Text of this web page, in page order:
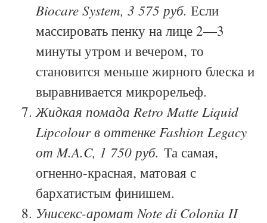
Biocare System, 3 575 руб. Если
массировать пенку на лице 2—3
минуты утром и вечером, то
становится меньше жирного блеска и
выравнивается микрорельеф.
Жидкая помада Retro Matte Liquid
Lipcolour в оттенке Fashion Legacy
от M.A.C, 1 750 руб. Та самая,
огненно-красная, матовая с
бархатистым финишем.
Унисекс-аромат Note di Colonia II